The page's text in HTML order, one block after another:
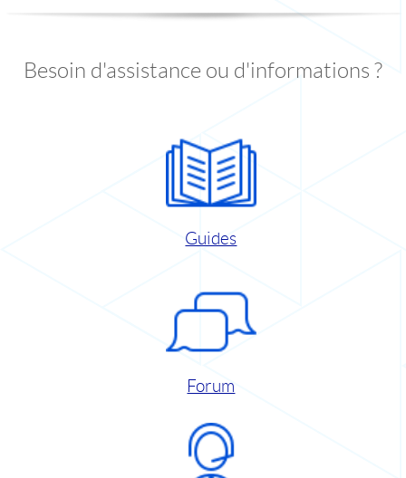
Besoin d'assistance ou d'informations ?
Guides
Forum